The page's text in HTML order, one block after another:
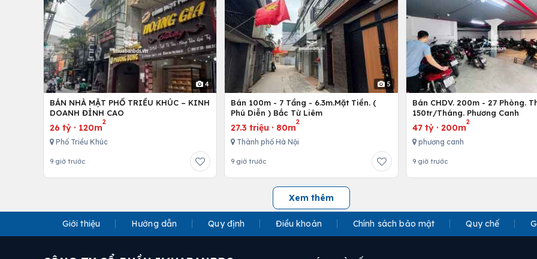
4
BÁN NHÀ MẶT PHỐ TRIỀU KHÚC – KINH
DOANH ĐỈNH CAO
26 tỷ · 120m
2
Phố Triều Khúc
9 giờ trước
5
Bán 100m - 7 Tầng - 6.3m.Mặt Tiền. (
Phú Diễn ) Bắc Từ Liêm
27.3 triệu · 80m
2
Thành phố Hà Nội
9 giờ trước
Bán CHDV. 200m - 27 Phòng.
150tr/Tháng. Phương Canh
47 tỷ· 200m
2
phương canh
9 giờ trước
Xem thêm
Giới thiệu Hướng dẫn Quy định Điều khoản Chính sách bảo mật Quy chế